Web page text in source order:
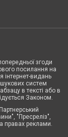
згоди
посилання на
інтернет-видань
систем
в тексті або в
Законом.
"Пресреліз",
правах реклами.